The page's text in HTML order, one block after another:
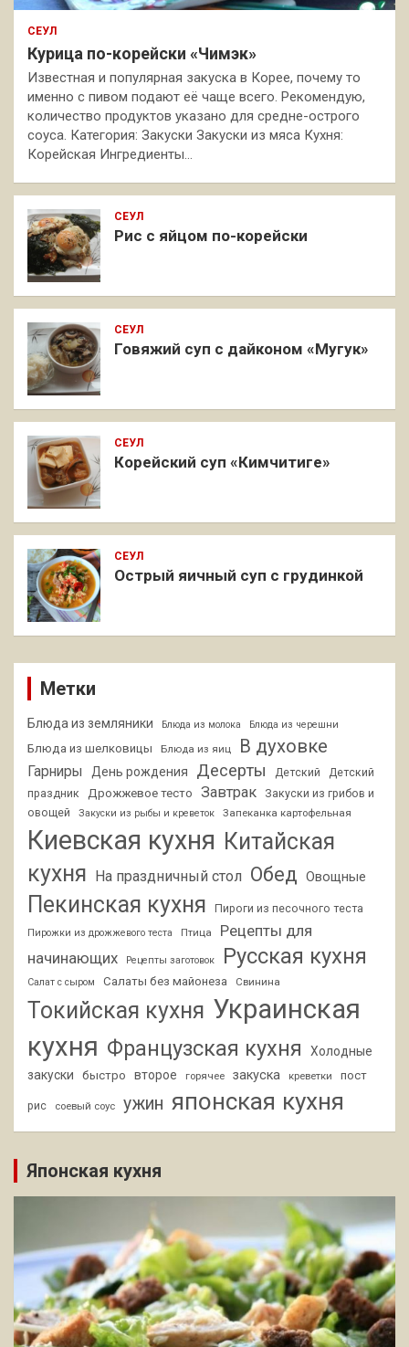
СЕУЛ
Курица по-корейски «Чимэк»
Известная и популярная закуска в Корее, почему то
именно с пивом подают её чаще всего. Рекомендую,
количество продуктов указано для средне-острого
соуса. Категория: Закуски Закуски из мяса Кухня:
Корейская Ингредиенты…
СЕУЛ
Рис с яйцом по-корейски
СЕУЛ
Говяжий суп с дайконом «Мугук»
СЕУЛ
Корейский суп «Кимчитиге»
СЕУЛ
Острый яичный суп с грудинкой
Метки
Блюда из земляники Блюда из молока Блюда из черешни
Блюда из шелковицы Блюда из яиц В духовке
Гарниры День рождения Десерты Детский
Детский
праздник
Дрожжевое тесто Завтрак
Закуски из грибов и
овощей
Закуски из рыбы и креветок Запеканка картофельная
Киевская кухня Китайская
кухня На праздничный стол Обед Овощные
Пекинская кухня Пироги из песочного теста
Пирожки из дрожжевого теста Птица
Рецепты для
начинающих
Рецепты заготовок Русская кухня
Салат с сыром Салаты без майонеза Свинина
Токийская кухня Украинская
кухня Французская кухня
Холодные
закуски
быстро второе горячее закуска креветки пост
рис соевый соус ужин японская кухня
Японская кухня